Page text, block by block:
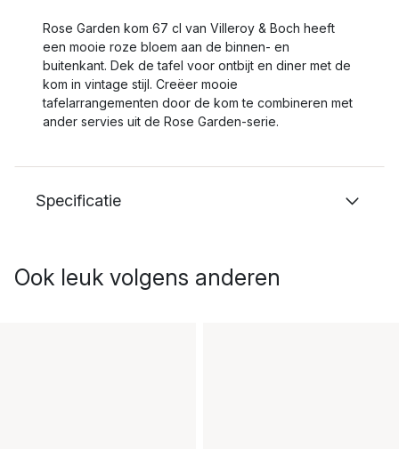
Rose Garden kom 67 cl van Villeroy & Boch heeft
een mooie roze bloem aan de binnen- en
buitenkant. Dek de tafel voor ontbijt en diner met de
kom in vintage stijl. Creëer mooie
tafelarrangementen door de kom te combineren met
ander servies uit de Rose Garden-serie.
Specificatie
Ook leuk volgens anderen